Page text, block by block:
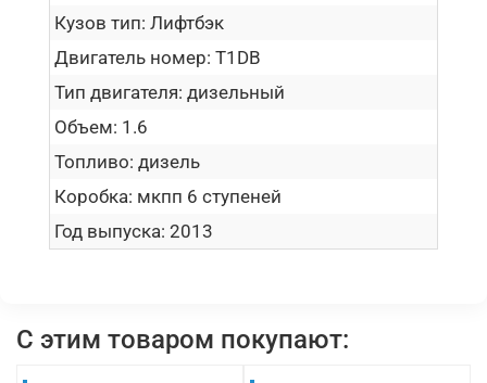
Кузов тип: Лифтбэк
Двигатель номер: T1DB
Тип двигателя: дизельный
Объем: 1.6
Топливо: дизель
Коробка: мкпп 6 ступеней
Год выпуска: 2013
С этим товаром покупают: